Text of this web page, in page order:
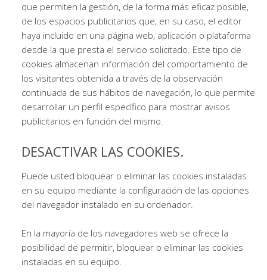
que permiten la gestión, de la forma más eficaz posible,
de los espacios publicitarios que, en su caso, el editor
haya incluido en una página web, aplicación o plataforma
desde la que presta el servicio solicitado. Este tipo de
cookies almacenan información del comportamiento de
los visitantes obtenida a través de la observación
continuada de sus hábitos de navegación, lo que permite
desarrollar un perfil específico para mostrar avisos
publicitarios en función del mismo.
DESACTIVAR LAS COOKIES.
Puede usted bloquear o eliminar las cookies instaladas
en su equipo mediante la configuración de las opciones
del navegador instalado en su ordenador.
En la mayoría de los navegadores web se ofrece la
posibilidad de permitir, bloquear o eliminar las cookies
instaladas en su equipo.